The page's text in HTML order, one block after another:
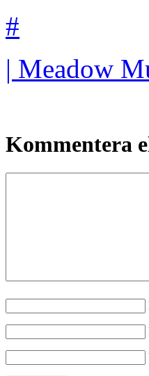
#
| Meadow
Kommentera